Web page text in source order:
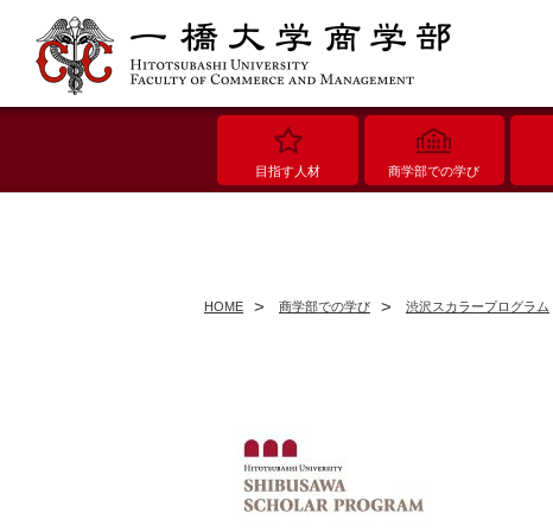
目指す人材 商学部での学び
HOME 商学部での学び 渋沢スカラープログラム